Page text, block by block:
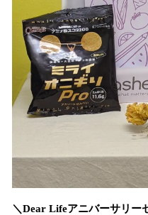
＼Dear Lifeアニバーサリ